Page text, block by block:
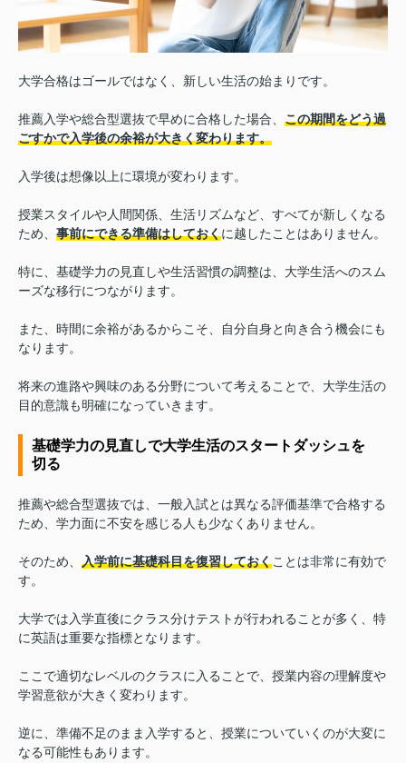
大学合格はゴールではなく、新しい生活の始まりです。
推薦入学や総合型選抜で早めに合格した場合、 この期間をどう過
ごすかで入学後の余裕が大きく変わります。
入学後は想像以上に環境が変わります。
授業スタイルや人間関係、生活リズムなど、すべてが新しくなる
ため、 事前にできる準備はしておくに越したことはありません。
特に、基礎学力の見直しや生活習慣の調整は、大学生活へのスム
ーズな移行につながります。
また、時間に余裕があるからこそ、自分自身と向き合う機会にも
なります。
将来の進路や興味のある分野について考えることで、大学生活の
目的意識も明確になっていきます。
基礎学力の見直しで大学生活のスタートダッシュを
切る
推薦や総合型選抜では、一般入試とは異なる評価基準で合格する
ため、学力面に不安を感じる人も少なくありません。
そのため、 入学前に基礎科目を復習しておくことは非常に有効で
す。
大学では入学直後にクラス分けテストが行われることが多く、特
に英語は重要な指標となります。
ここで適切なレベルのクラスに入ることで、授業内容の理解度や
学習意欲が大きく変わります。
逆に、準備不足のまま入学すると、授業についていくのが大変に
なる可能性もあります。